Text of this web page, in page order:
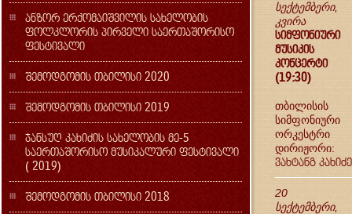
ანზორ ერქომაიშვილის სახელობის
ფოლკლორის პირველი საერთაშორისო
ფესტივალი
შემოდგომის თბილისი 2020
შემოდგომის თბილისი 2019
ჯანსუღ კახიძის სახელობის მე-5
საერთაშორისო მუსიკალური ფესტივალი
( 2019)
შემოდგომის თბილისი 2018
სექტემბერი,
კვირა
სიმფონიური
მუსიკის
კონცერტი
(19:30)
თბილისის
სიმფონიური
ორკესტრი
დირიჟორი:
ვახტანგ კახიძე
20
სექტემბერი,